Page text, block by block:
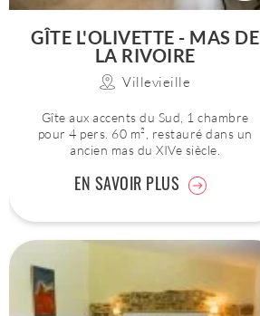
GÎTE L'OLIVETTE - MAS DE
LA RIVOIRE
Villevieille
Gîte aux accents du Sud, 1 chambre
pour 4 pers. 60 m², restauré dans un
ancien mas du XIVe siècle.
EN SAVOIR PLUS